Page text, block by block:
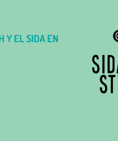
Y EL SIDA EN